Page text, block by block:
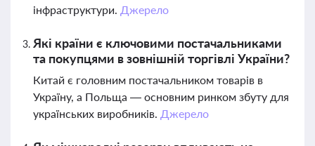
інфраструктури. Джерело
Які країни є ключовими постачальниками
та покупцями в зовнішній торгівлі України?
Китай є головним постачальником товарів в
Україну, а Польща — основним ринком збуту для
українських виробників. Джерело